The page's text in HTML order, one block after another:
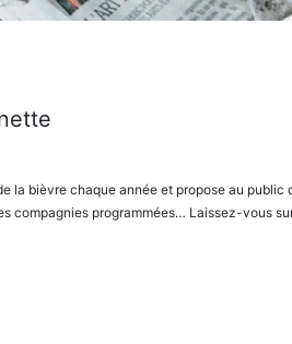
la bièvre chaque année et propose au
compagnies programmées… Laissez-vous